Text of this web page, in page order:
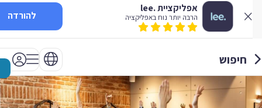
אפליקציית .lee
הרבה יותר נוח באפליקציה להורדה
חיפוש